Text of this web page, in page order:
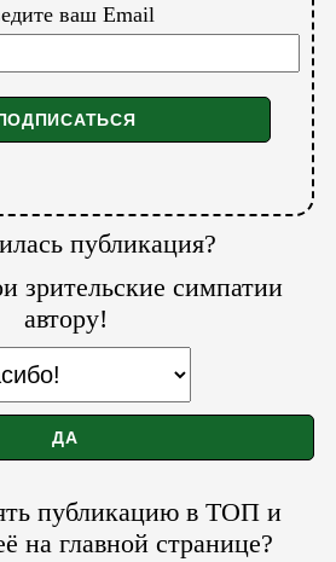
ваш Email
публикация?
зрительские симпатии
автору!
публикацию в ТОП и
на главной странице?